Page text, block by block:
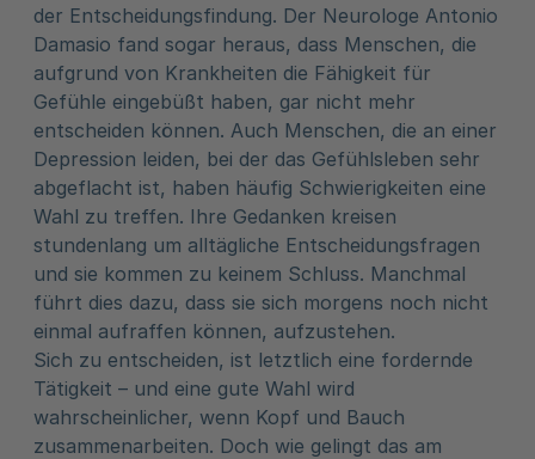
der Entscheidungsfindung. Der Neurologe Antonio
Damasio fand sogar heraus, dass Menschen, die
aufgrund von Krankheiten die Fähigkeit für
Gefühle eingebüßt haben, gar nicht mehr
entscheiden können. Auch Menschen, die an einer
Depression leiden, bei der das Gefühlsleben sehr
abgeflacht ist, haben häufig Schwierigkeiten eine
Wahl zu treffen. Ihre Gedanken kreisen
stundenlang um alltägliche Entscheidungsfragen
und sie kommen zu keinem Schluss. Manchmal
führt dies dazu, dass sie sich morgens noch nicht
einmal aufraffen können, aufzustehen.
Sich zu entscheiden, ist letztlich eine fordernde
Tätigkeit – und eine gute Wahl wird
wahrscheinlicher, wenn Kopf und Bauch
zusammenarbeiten. Doch wie gelingt das am